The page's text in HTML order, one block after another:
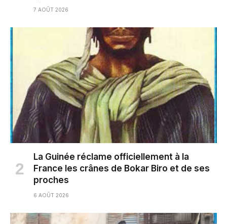
7 AOÛT 2026
La Guinée réclame officiellement à la
France les crânes de Bokar Biro et de ses
proches
6 AOÛT 2026